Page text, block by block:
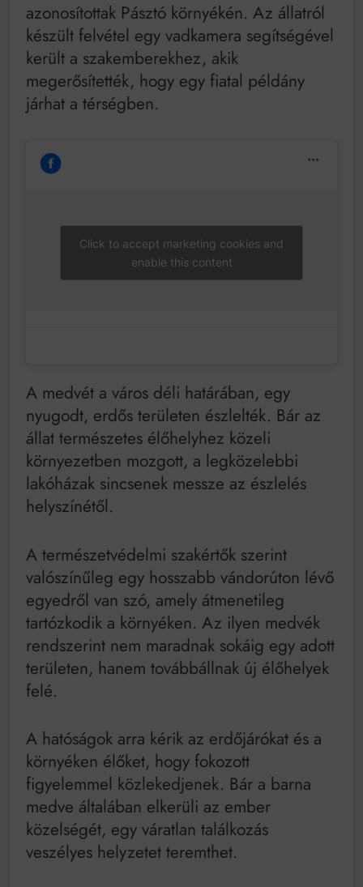
Mindenki a világot akarja uralni – de nem csak a 80-
as években
Bitumenes lapostetők: a bevált technológia akkor
működik, ha jól van felújítva
azonosítottak Pásztó környékén. Az állatról
készült felvétel egy vadkamera segítségével
került a szakemberekhez, akik
megerősítették, hogy egy fiatal példány
járhat a térségben.
Click to accept marketing cookies and
enable this content
A medvét a város déli határában, egy
nyugodt, erdős területen észlelték. Bár az
állat természetes élőhelyhez közeli
környezetben mozgott, a legközelebbi
lakóházak sincsenek messze az észlelés
helyszínétől.
A természetvédelmi szakértők szerint
valószínűleg egy hosszabb vándorúton lévő
egyedről van szó, amely átmenetileg
tartózkodik a környéken. Az ilyen medvék
rendszerint nem maradnak sokáig egy adott
területen, hanem továbbállnak új élőhelyek
felé.
A hatóságok arra kérik az erdőjárókat és a
környéken élőket, hogy fokozott
figyelemmel közlekedjenek. Bár a barna
medve általában elkerüli az ember
közelségét, egy váratlan találkozás
veszélyes helyzetet teremthet.